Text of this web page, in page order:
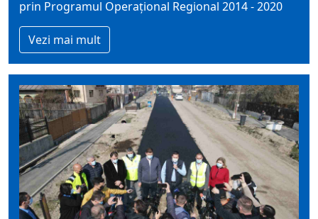
prin Programul Operațional Regional 2014 - 2020
Vezi mai mult